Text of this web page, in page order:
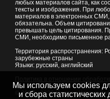
любых материалов сайта, как
тексты и изображения. При
материалов в электронных
обязательна. Объем
превышать цель цитирования.
СМИ, необходимо письменное
Территория распространения:
зарубежные страны
Языки: русский, английский
© 2007 - 2026Портал Читы и
Мы используем cookies
и сбора